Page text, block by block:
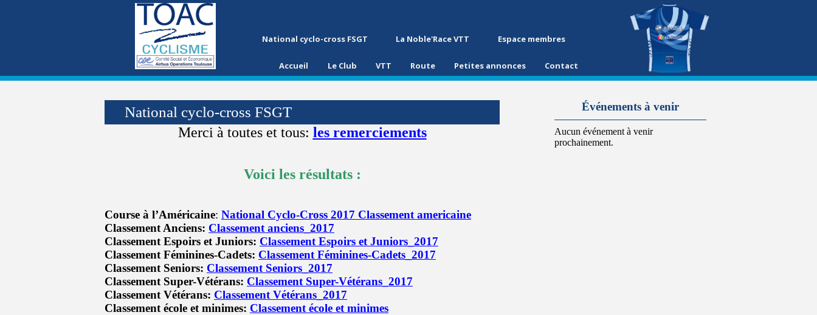
Espace membres
La Noble'Race VTT
National cyclo-cross FSGT
Accueil Le Club VTT Route Petites annonces Contact
National cyclo-cross FSGT
Merci à toutes et tous: les remerciements
Voici les résultats :
Course à l’Américaine: National Cyclo-Cross 2017 Classement americaine
Classement Anciens: Classement anciens_2017
Classement Espoirs et Juniors: Classement Espoirs et Juniors_2017
Classement Féminines-Cadets: Classement Féminines-Cadets_2017
Classement Seniors: Classement Seniors_2017
Classement Super-Vétérans: Classement Super-Vétérans_2017
Classement Vétérans: Classement Vétérans_2017
Classement école et minimes: Classement école et minimes
Événements à venir
Aucun événement à venir
prochainement.